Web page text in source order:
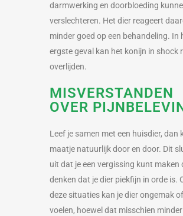
darmwerking en doorbloeding
verslechteren. Het dier reageert
minder goed op een behandeling. In
ergste geval kan het konijn in shock
overlijden.
MISVERSTANDEN
OVER
Leef je samen met een huisdier, dan
maatje natuurlijk door en door. Dit
uit dat je een vergissing kunt maken
denken dat je dier piekfijn in orde is.
deze situaties kan je dier ongemak
voelen, hoewel dat misschien